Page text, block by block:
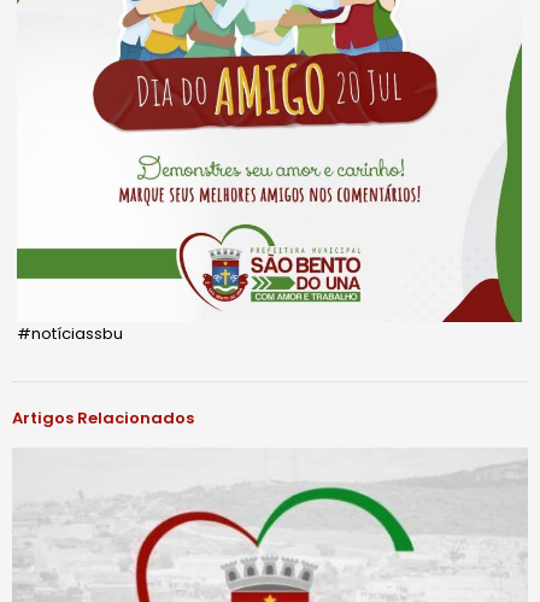
#notíciassbu
Artigos Relacionados